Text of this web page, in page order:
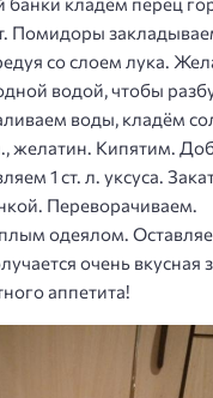
Помидоры
со слоем лука.
водой, чтобы
воды, кладём
желатин. Кипятим.
1 ст. л. уксуса.
Переворачиваем.
одеялом.
очень вкусная
аппетита!